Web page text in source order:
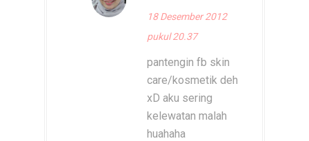
18 Desember 2012
pukul 20.37
pantengin fb skin
care/kosmetik deh
xD aku sering
kelewatan malah
huahaha